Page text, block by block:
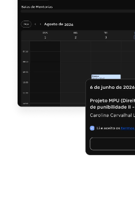
escreve sua resposta e
pontuação e feedback
banca. Evolua sua escrita